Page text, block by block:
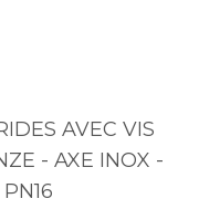
AVEC VIS
- AXE INOX -